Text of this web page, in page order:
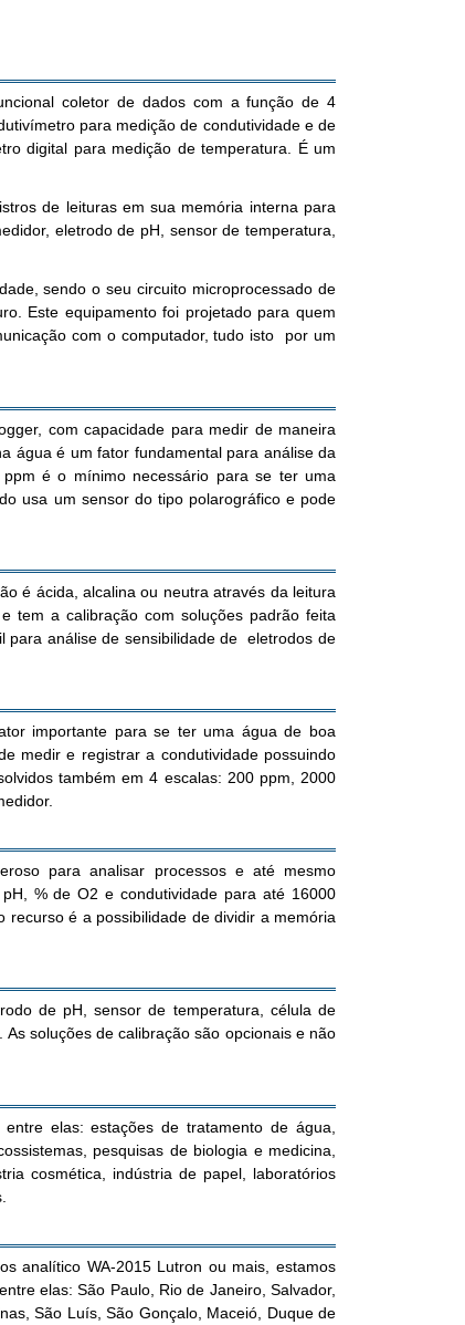
coletor de dados com a função de 4
para medição de condutividade e de
digital para medição de temperatura. É um
de leituras em sua memória interna para
eletrodo de pH, sensor de temperatura,
sendo o seu circuito microprocessado de
Este equipamento foi projetado para quem
com o computador, tudo isto por um
com capacidade para medir de maneira
água é um fator fundamental para análise da
é o mínimo necessário para se ter uma
usa um sensor do tipo polarográfico e pode
é ácida, alcalina ou neutra através da leitura
tem a calibração com soluções padrão feita
para análise de sensibilidade de eletrodos de
importante para se ter uma água de boa
medir e registrar a condutividade possuindo
também em 4 escalas: 200 ppm, 2000
para analisar processos e até mesmo
% de O2 e condutividade para até 16000
é a possibilidade de dividir a memória
de pH, sensor de temperatura, célula de
soluções de calibração são opcionais e não
elas: estações de tratamento de água,
pesquisas de biologia e medicina,
cosmética, indústria de papel, laboratórios
analítico WA-2015 Lutron ou mais, estamos
elas: São Paulo, Rio de Janeiro, Salvador,
São Luís, São Gonçalo, Maceió, Duque de